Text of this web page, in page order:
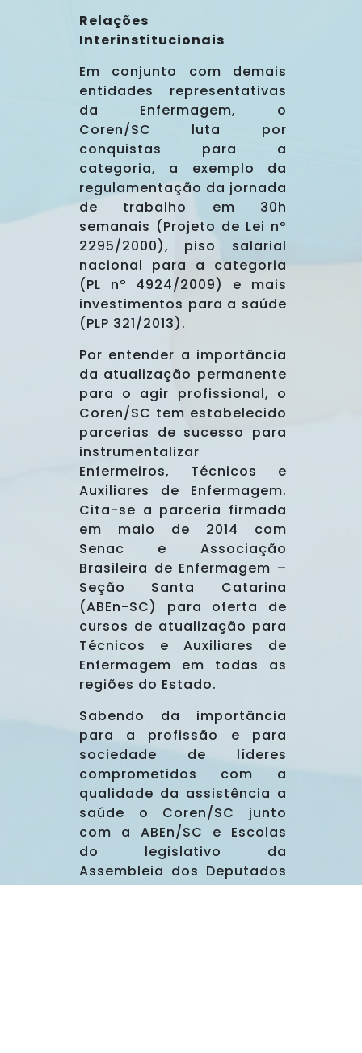
Relações
Interinstitucionais
Em conjunto com demais
entidades representativas
da Enfermagem, o
Coren/SC luta por
conquistas para a
categoria, a exemplo da
regulamentação da jornada
de trabalho em 30h
semanais (Projeto de Lei nº
2295/2000), piso salarial
nacional para a categoria
(PL nº 4924/2009) e mais
investimentos para a saúde
(PLP 321/2013).
Por entender a importância
da atualização permanente
para o agir profissional, o
Coren/SC tem estabelecido
parcerias de sucesso para
instrumentalizar
Enfermeiros, Técnicos e
Auxiliares de Enfermagem.
Cita-se a parceria firmada
em maio de 2014 com
Senac e Associação
Brasileira de Enfermagem –
Seção Santa Catarina
(ABEn-SC) para oferta de
cursos de atualização para
Técnicos e Auxiliares de
Enfermagem em todas as
regiões do Estado.
Sabendo da importância
para a profissão e para
sociedade de líderes
comprometidos com a
qualidade da assistência a
saúde o Coren/SC junto
com a ABEn/SC e Escolas
do legislativo da
Assembleia dos Deputados
Estaduais de Santa